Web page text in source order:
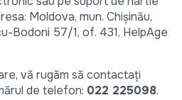
Moldova, mun. Chișinău,
Bodoni 57/1, of. 431, HelpAge
vă rugăm să contactați
de telefon: 022 225098.